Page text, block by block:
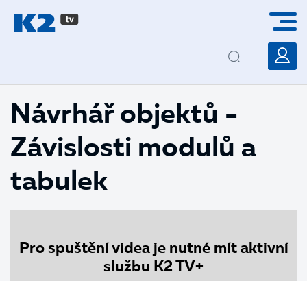
Návrhář objektů -
Závislosti modulů a
tabulek
Pro spuštění videa je nutné mít aktivní
službu K2 TV+